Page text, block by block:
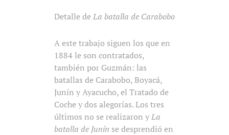
Detalle deLa batalla de Carabobo
A este trabajo siguen los que en
1884 le son contratados,
también por Guzmán: las
batallas de Carabobo, Boyacá,
Junín y Ayacucho, el Tratado de
Coche y dos alegorías. Los tres
últimos no se realizaron yLa
batalla de Junín se desprendió en